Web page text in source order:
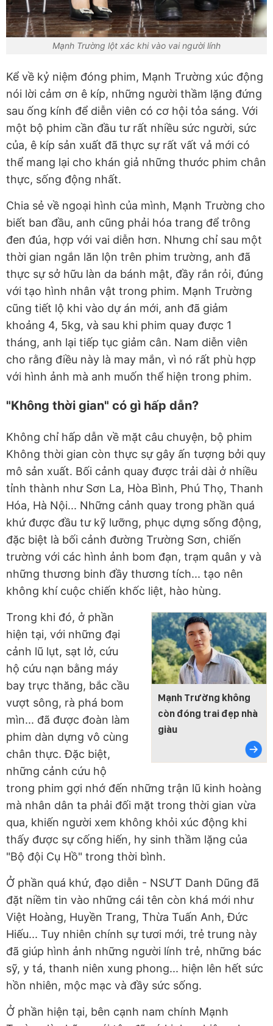
Mạnh Trường lột xác khi vào vai người lính
Kể về kỷ niệm đóng phim, Mạnh Trường xúc động
nói lời cảm ơn ê kíp, những người thầm lặng đứng
sau ống kính để diễn viên có cơ hội tỏa sáng. Với
một bộ phim cần đầu tư rất nhiều sức người, sức
của, ê kíp sản xuất đã thực sự rất vất vả mới có
thể mang lại cho khán giả những thước phim chân
thực, sống động nhất.
Chia sẻ về ngoại hình của mình, Mạnh Trường cho
biết ban đầu, anh cũng phải hóa trang để trông
đen đúa, hợp với vai diễn hơn. Nhưng chỉ sau một
thời gian ngắn lăn lộn trên phim trường, anh đã
thực sự sở hữu làn da bánh mật, đầy rắn rỏi, đúng
với tạo hình nhân vật trong phim. Mạnh Trường
cũng tiết lộ khi vào dự án mới, anh đã giảm
khoảng 4, 5kg, và sau khi phim quay được 1
tháng, anh lại tiếp tục giảm cân. Nam diễn viên
cho rằng điều này là may mắn, vì nó rất phù hợp
với hình ảnh mà anh muốn thể hiện trong phim.
"Không thời gian" có gì hấp dẫn?
Không chỉ hấp dẫn về mặt câu chuyện, bộ phim
Không thời gian còn thực sự gây ấn tượng bởi quy
mô sản xuất. Bối cảnh quay được trải dài ở nhiều
tỉnh thành như Sơn La, Hòa Bình, Phú Thọ, Thanh
Hóa, Hà Nội... Những cảnh quay trong phần quá
khứ được đầu tư kỹ lưỡng, phục dựng sống động,
đặc biệt là bối cảnh đường Trường Sơn, chiến
trường với các hình ảnh bom đạn, trạm quân y và
những thương binh đầy thương tích... tạo nên
không khí cuộc chiến khốc liệt, hào hùng.
Mạnh Trường không
còn đóng trai đẹp nhà
giàu
Trong khi đó, ở phần
hiện tại, với những đại
cảnh lũ lụt, sạt lở, cứu
hộ cứu nạn bằng máy
bay trực thăng, bắc cầu
vượt sông, rà phá bom
mìn... đã được đoàn làm
phim dàn dựng vô cùng
chân thực. Đặc biệt,
những cảnh cứu hộ
trong phim gợi nhớ đến những trận lũ kinh hoàng
mà nhân dân ta phải đối mặt trong thời gian vừa
qua, khiến người xem không khỏi xúc động khi
thấy được sự cống hiến, hy sinh thầm lặng của
"Bộ đội Cụ Hồ" trong thời bình.
Ở phần quá khứ, đạo diễn - NSƯT Danh Dũng đã
đặt niềm tin vào những cái tên còn khá mới như
Việt Hoàng, Huyền Trang, Thừa Tuấn Anh, Đức
Hiếu... Tuy nhiên chính sự tươi mới, trẻ trung này
đã giúp hình ảnh những người lính trẻ, những bác
sỹ, y tá, thanh niên xung phong... hiện lên hết sức
hồn nhiên, mộc mạc và đầy sức sống.
Ở phần hiện tại, bên cạnh nam chính Mạnh